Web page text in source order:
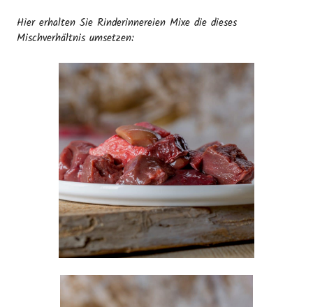
Hier erhalten Sie Rinderinnereien Mixe die dieses
Mischverhältnis umsetzen: